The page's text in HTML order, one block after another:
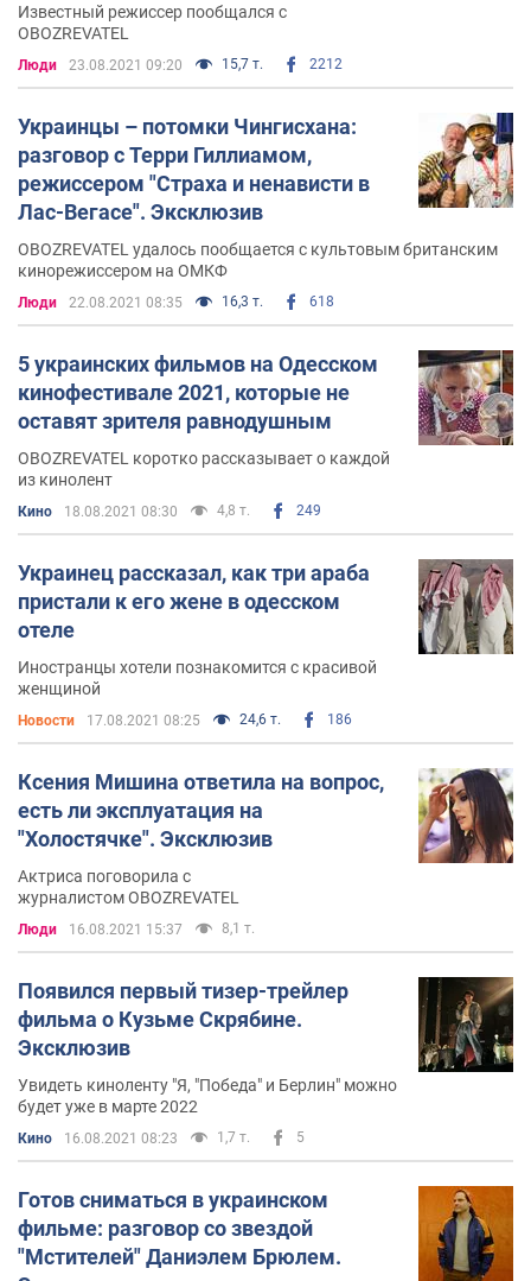
Известный режиссер пообщался с
OBOZREVATEL
Люди 23.08.2021 09:20 15,7 т. 2212
Украинцы – потомки Чингисхана:
разговор с Терри Гиллиамом,
режиссером "Страха и ненависти в
Лас-Вегасе". Эксклюзив
OBOZREVATEL удалось пообщается с культовым британским
кинорежиссером на ОМКФ
Люди 22.08.2021 08:35 16,3 т. 618
5 украинских фильмов на Одесском
кинофестивале 2021, которые не
оставят зрителя равнодушным
OBOZREVATEL коротко рассказывает о каждой
из кинолент
Кино 18.08.2021 08:30 4,8 т. 249
Украинец рассказал, как три араба
пристали к его жене в одесском
отеле
Иностранцы хотели познакомится с красивой
женщиной
Новости 17.08.2021 08:25 24,6 т. 186
Ксения Мишина ответила на вопрос,
есть ли эксплуатация на
"Холостячке". Эксклюзив
Актриса поговорила с
журналистом OBOZREVATEL
Люди 16.08.2021 15:37 8,1 т.
Появился первый тизер-трейлер
фильма о Кузьме Скрябине.
Эксклюзив
Увидеть киноленту "Я, "Победа" и Берлин" можно
будет уже в марте 2022
Кино 16.08.2021 08:23 1,7 т. 5
Готов сниматься в украинском
фильме: разговор со звездой
"Мстителей" Даниэлем Брюлем.